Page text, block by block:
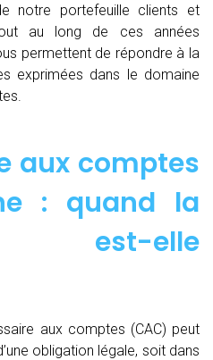
notre portefeuille clients et
au long de ces années
permettent de répondre à la
exprimées dans le domaine
aux comptes
: quand la
est-elle
aux comptes (CAC) peut
obligation légale, soit dans